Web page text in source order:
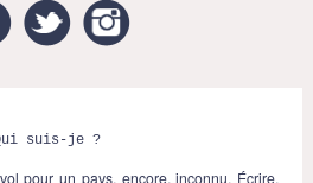
FacebookTwitter
suis-je ?
pour un pays, encore, inconnu. Écrire.